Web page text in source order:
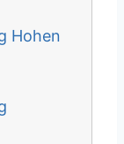
Hohen